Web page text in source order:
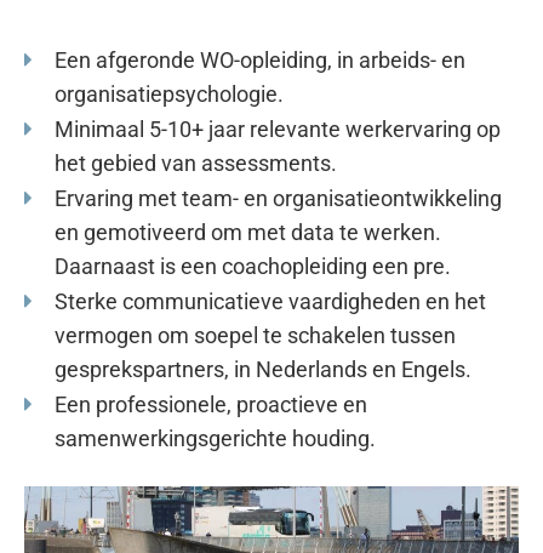
Een afgeronde WO-opleiding, in arbeids- en
organisatiepsychologie.
Minimaal 5-10+ jaar relevante werkervaring op
het gebied van assessments.
Ervaring met team- en organisatieontwikkeling
en gemotiveerd om met data te werken.
Daarnaast is een coachopleiding een pre.
Sterke communicatieve vaardigheden en het
vermogen om soepel te schakelen tussen
gesprekspartners, in Nederlands en Engels.
Een professionele, proactieve en
samenwerkingsgerichte houding.